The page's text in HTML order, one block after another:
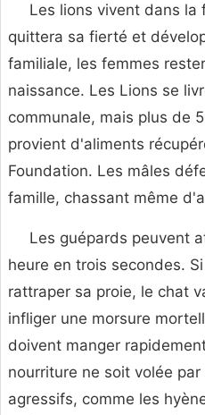
Les lions vivent dans la
quittera sa fierté et
familiale, les femmes
naissance. Les Lions se
communale, mais plus de
provient d'aliments
Foundation. Les mâles
famille, chassant même
Les guépards peuvent
heure en trois secondes.
rattraper sa proie, le chat
infliger une morsure
doivent manger
nourriture ne soit volée
agressifs, comme les